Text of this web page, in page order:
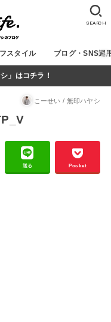
スタイル ブログ・SNS運
SEARCH
」はコチラ！
こーせい / 無印ハヤシ
送る Pocket